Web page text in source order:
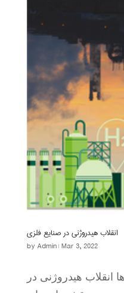
انقلاب هیدروژنی در صنایع فلزی
by Admin|Mar 3, 2022
هیدروژنی در